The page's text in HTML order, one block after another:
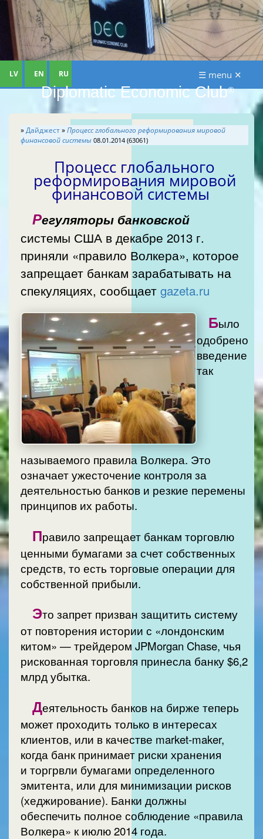
Diplomatic Economic Club®
LV EN RU ☰ menu ✕
»Дайджест»Процесс глобального реформирования мировой
финансовой системы 08.01.2014 (63061)
Процесс глобального
реформирования мировой
финансовой системы
Регуляторы банковской
системы США в декабре 2013 г.
приняли «правило Волкера», которое
запрещает банкам зарабатывать на
спекуляциях, сообщает gazeta.ru
Было
одобрено
введение
так
называемого правила Волкера. Это
означает ужесточение контроля за
деятельностью банков и резкие перемены
принципов их работы.
Правило запрещает банкам торговлю
ценными бумагами за счет собственных
средств, то есть торговые операции для
собственной прибыли.
Это запрет призван защитить систему
от повторения истории с «лондонским
китом» — трейдером JPMorgan Chase, чья
рискованная торговля принесла банку $6,2
млрд убытка.
Деятельность банков на бирже теперь
может проходить только в интересах
клиентов, или в качестве market-maker,
когда банк принимает риски хранения
и торгрвли бумагами определенного
эмитента, или для минимизации рисков
(хеджирование). Банки должны
обеспечить полное соблюдение «правила
Волкера» к июлю 2014 года.